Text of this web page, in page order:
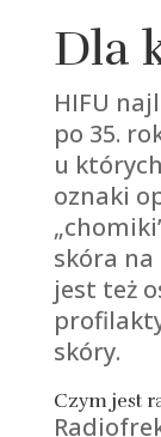
Dla
HIFU
po 35.
u
oznaki
skóra na
jest też
skóry.
Czym jest